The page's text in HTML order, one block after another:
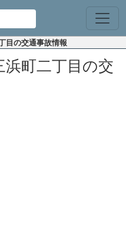
目の交通事故情報
浜町二丁目の交